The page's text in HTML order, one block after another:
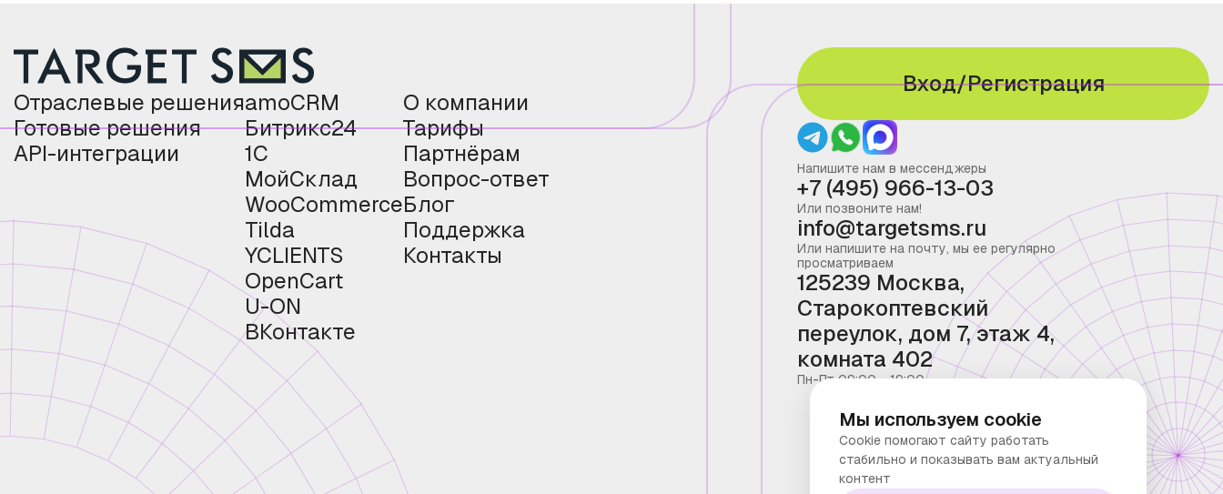
Отраслевые решения
Готовые решения
API-интеграции
amoCRM
Битрикс24
1С
МойСклад
WooCommerce
Tilda
YCLIENTS
OpenCart
U-ON
ВКонтакте
О компании
Тарифы
Партнёрам
Вопрос-ответ
Блог
Поддержка
Контакты
Вход/Регистрация
Напишите нам в мессенджеры
+7 (495) 966-13-03
Или позвоните нам!
info@targetsms.ru
Или напишите на почту, мы ее регулярно
просматриваем
125239 Москва,
Старокоптевский
переулок, дом 7, этаж 4,
комната 402
Пн-Пт 09:00 - 19:00
Мы используем cookie
Cookie помогают сайту работать
стабильно и показывать вам актуальный
контент